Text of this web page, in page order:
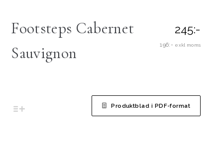
Footsteps Cabernet
Sauvignon
245:-
196:- exkl moms
Produktblad i PDF-format